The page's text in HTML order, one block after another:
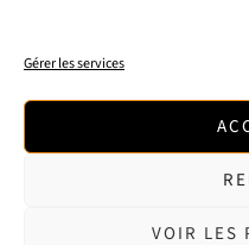
Gérer les services
VOIR LES
Registration number